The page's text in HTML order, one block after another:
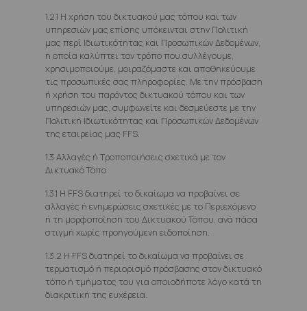
1.2.1 Η χρήση του δικτυακού μας τόπου και των
υπηρεσιών μας επίσης υπόκεινται στην Πολιτική
μας περί Ιδιωτικότητας και Προσωπικών Δεδομένων,
η οποία καλύπτει τον τρόπο που συλλέγουμε,
χρησιμοποιούμε, μοιραζόμαστε και αποθηκεύουμε
τις προσωπικές σας πληροφορίες. Με την πρόσβαση
ή χρήση του παρόντος δικτυακού τόπου και των
υπηρεσιών μας, συμφωνείτε και δεσμεύεστε με την
Πολιτική Ιδιωτικότητας και Προσωπικών Δεδομένων
της εταιρείας μας FFS.
1.3 Αλλαγές ή Τροποποιήσεις σχετικά με τον
Δικτυακό Τόπο
1.3.1 Η FFS διατηρεί το δικαίωμα να προβαίνει σε
αλλαγές ή ενημερώσεις σχετικές με το Περιεχόμενο
ή τη μορφοποίηση του Δικτυακού Τόπου, ανά πάσα
στιγμή χωρίς προηγούμενη ειδοποίηση.
1.3.2 Η FFS διατηρεί το δικαίωμα να προβαίνει σε
τερματισμό ή περιορισμό πρόσβασης στον δικτυακό
τόπο ή τμήματος του για οποιοδήποτε λόγο κατά τη
διακριτική της ευχέρεια.